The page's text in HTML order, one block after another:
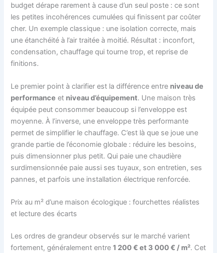
budget dérape rarement à cause d’un seul poste : ce sont
les petites incohérences cumulées qui finissent par coûter
cher. Un exemple classique : une isolation correcte, mais
une étanchéité à l’air traitée à moitié. Résultat : inconfort,
condensation, chauffage qui tourne trop, et reprise de
finitions.
Le premier point à clarifier est la différence entre niveau de
performance et niveau d’équipement. Une maison très
équipée peut consommer beaucoup si l’enveloppe est
moyenne. À l’inverse, une enveloppe très performante
permet de simplifier le chauffage. C’est là que se joue une
grande partie de l’économie globale : réduire les besoins,
puis dimensionner plus petit. Qui paie une chaudière
surdimensionnée paie aussi ses tuyaux, son entretien, ses
pannes, et parfois une installation électrique renforcée.
Prix au m² d’une maison écologique : fourchettes réalistes
et lecture des écarts
Les ordres de grandeur observés sur le marché varient
fortement, généralement entre1 200 € et 3 000 € / m². Cet